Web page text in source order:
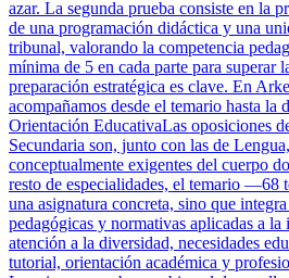
azar. La segunda prueba consiste en la
de una programación didáctica y una
tribunal, valorando la competencia
mínima de 5 en cada parte para superar
preparación estratégica es clave. En
acompañamos desde el temario hasta la
Orientación EducativaLas oposiciones
Secundaria son, junto con las de
conceptualmente exigentes del cuerpo
resto de especialidades, el temario —68
una asignatura concreta, sino que
pedagógicas y normativas aplicadas a la
atención a la diversidad, necesidades
tutorial, orientación académica y